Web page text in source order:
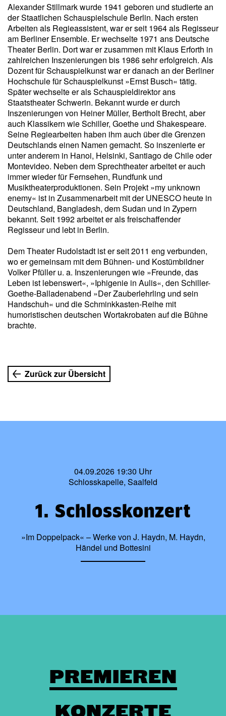
Alexander Stillmark wurde 1941 geboren und studierte an
der Staatlichen Schauspielschule Berlin. Nach ersten
Arbeiten als Regieassistent, war er seit 1964 als Regisseur
am Berliner Ensemble. Er wechselte 1971 ans Deutsche
Theater Berlin. Dort war er zusammen mit Klaus Erforth in
zahlreichen Inszenierungen bis 1986 sehr erfolgreich. Als
Dozent für Schauspielkunst war er danach an der Berliner
Hochschule für Schauspielkunst »Ernst Busch« tätig.
Später wechselte er als Schauspieldirektor ans
Staatstheater Schwerin. Bekannt wurde er durch
Inszenierungen von Heiner Müller, Bertholt Brecht, aber
auch Klassikern wie Schiller, Goethe und Shakespeare.
Seine Regiearbeiten haben ihm auch über die Grenzen
Deutschlands einen Namen gemacht. So inszenierte er
unter anderem in Hanoi, Helsinki, Santiago de Chile oder
Montevideo. Neben dem Sprechtheater arbeitet er auch
immer wieder für Fernsehen, Rundfunk und
Musiktheaterproduktionen. Sein Projekt »my unknown
enemy« ist in Zusammenarbeit mit der UNESCO heute in
Deutschland, Bangladesh, dem Sudan und in Zypern
bekannt. Seit 1992 arbeitet er als freischaffender
Regisseur und lebt in Berlin.
Dem Theater Rudolstadt ist er seit 2011 eng verbunden,
wo er gemeinsam mit dem Bühnen- und Kostümbildner
Volker Pfüller u. a. Inszenierungen wie »Freunde, das
Leben ist lebenswert«, »Iphigenie in Aulis«, den Schiller-
Goethe-Balladenabend »Der Zauberlehrling und sein
Handschuh« und die Schminkkasten-Reihe mit
humoristischen deutschen Wortakrobaten auf die Bühne
brachte.
Zurück zur Übersicht
04.09.2026 19:30 Uhr
Schlosskapelle, Saalfeld
1. Schlosskonzert
»Im Doppelpack« – Werke von J. Haydn, M. Haydn,
Händel und Bottesini
PREMIEREN
KONZERTE